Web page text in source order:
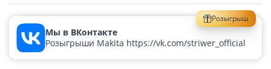
Розыгрыш
Мы в ВКонтакте
Розыгрыши Makita https://vk.com/striwer_official